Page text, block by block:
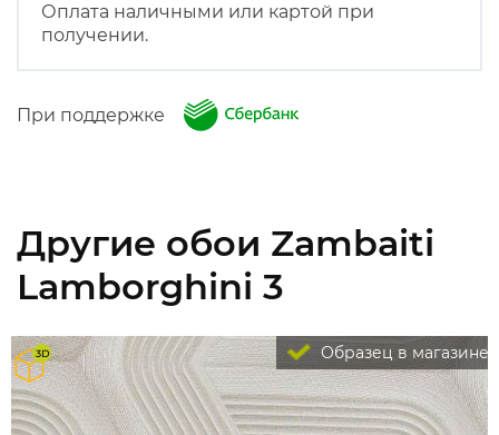
Оплата наличными или картой при
получении.
При поддержке
Другие обои Zambaiti
Lamborghini 3
Образец в магазине